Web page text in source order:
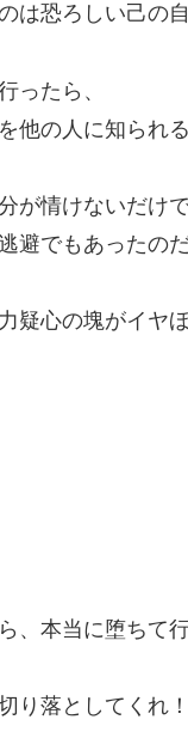
は恐ろしい己の自
ったら、
他の人に知られ
が情けないだけで
避でもあったのだ
心の塊がイヤ
、本当に堕ちて
り落としてくれ